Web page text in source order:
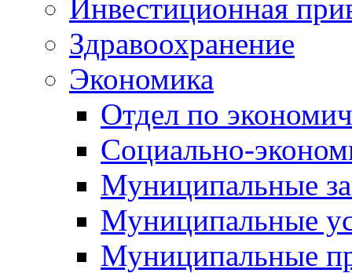
Инвестиционная
Здравоохранение
Экономика
Отдел по
Социально-
Муниципальные
Муниципальные
Муниципальные